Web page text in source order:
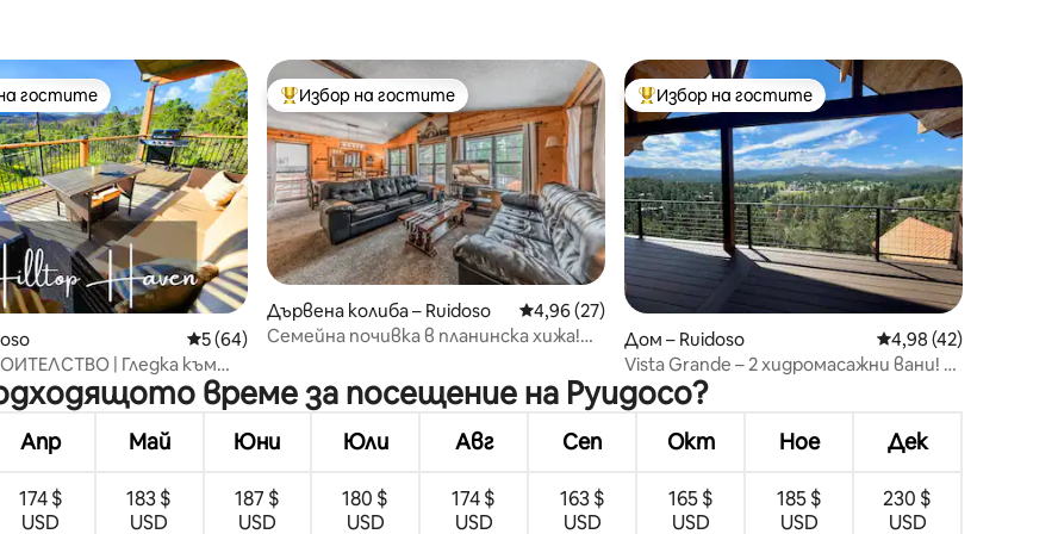
5, 54 отзива
избор на гостите
гостите
Средна оценка: 5 от 5, 64 отзива
5 (64)
| Гледка към
| Двор | Достъп до
Най-популярен избор на гостите
Избор на гостите
Дървена колиба – Ruidoso Средна оценка: 4,96 от 5, 27 отзива
4,96 (27)
Семейна почивка в планинска хижа!
каньона
Най-популярен избор на гостите
Избор на гостите
Дом – Ruidoso Средна оценка:
4,98 (42)
Vista Grande – 2 хидромасажни вани! 3
големи веранди! Зала за игри!
време за посещение на Руидосо?
Апр Май Юни Юли Авг Сеп Окт Ное Дек
174 $
USD
183 $
USD
187 $
USD
180 $
USD
174 $
USD
163 $
USD
165 $
USD
185 $
USD
230 $
USD